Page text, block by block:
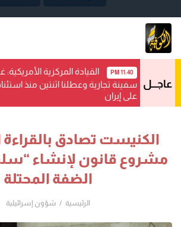
عاجـــل
11:40 PM
سفينة تجارية وعطلنا اثنتين منذ
على إيران
الكنيست تصادق بالقراءة
مشروع قانون لإنشاء
الضفة المحتلة
الرئيسية شؤون إسرائيلية